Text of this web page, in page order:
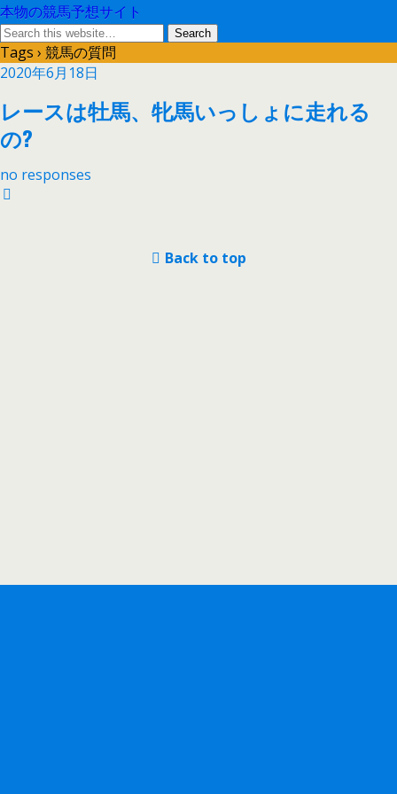
本物の競馬予想サイト
Tags › 競馬の質問
2020年6月18日
レースは牡馬、牝馬いっしょに走れる
の?
no responses
Back to top